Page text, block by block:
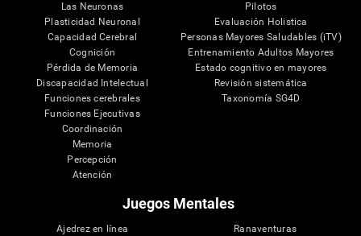
Las Neuronas
Plasticidad Neuronal
Capacidad Cerebral
Cognición
Pérdida de Memoria
Discapacidad Intelectual
Funciones cerebrales
Funciones Ejecutivas
Coordinación
Memoria
Percepción
Atención
Pilotos
Evaluación Holistica
Personas Mayores Saludables (iTV)
Entrenamiento Adultos Mayores
Estado cognitivo en mayores
Revisión sistemática
Taxonomía SG4D
Juegos Mentales
Ajedrez en línea
Ranaventuras